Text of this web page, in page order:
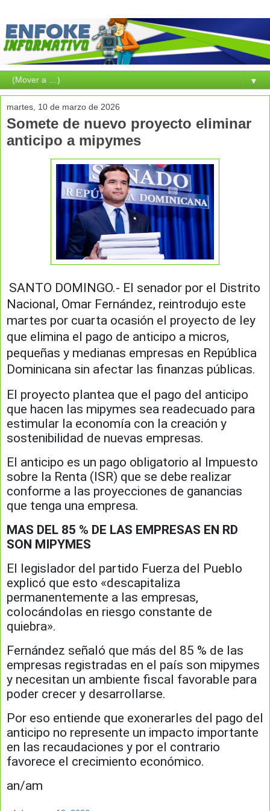
▼
martes, 10 de marzo de 2026
Somete de nuevo proyecto eliminar
anticipo a mipymes
SANTO DOMINGO.- El senador por el Distrito
Nacional, Omar Fernández, reintrodujo este
martes por cuarta ocasión el proyecto de ley
que elimina el pago de anticipo a micros,
pequeñas y medianas empresas en República
Dominicana sin afectar las finanzas públicas.
El proyecto plantea que el pago del anticipo
que hacen las mipymes sea readecuado para
estimular la economía con la creación y
sostenibilidad de nuevas empresas.
El anticipo es un pago obligatorio al Impuesto
sobre la Renta (ISR) que se debe realizar
conforme a las proyecciones de ganancias
que tenga una empresa.
MAS DEL 85 % DE LAS EMPRESAS EN RD
SON MIPYMES
El legislador del partido Fuerza del Pueblo
explicó que esto «descapitaliza
permanentemente a las empresas,
colocándolas en riesgo constante de
quiebra».
Fernández señaló que más del 85 % de las
empresas registradas en el país son mipymes
y necesitan un ambiente fiscal favorable para
poder crecer y desarrollarse.
Por eso entiende que exonerarles del pago del
anticipo no represente un impacto importante
en las recaudaciones y por el contrario
favorece el crecimiento económico.
an/am